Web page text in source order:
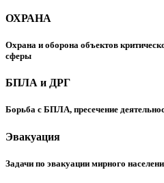
ОХРАНА
Охрана и оборона объектов
сферы
БПЛА и ДРГ
Борьба с БПЛА, пресечение
Эвакуация
Задачи по эвакуации мирного